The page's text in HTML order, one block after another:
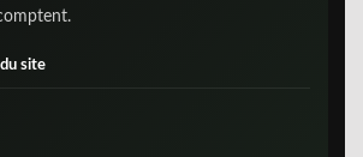
site